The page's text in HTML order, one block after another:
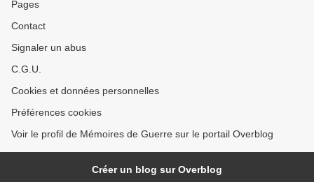
Pages
Contact
Signaler un abus
C.G.U.
Cookies et données personnelles
Préférences cookies
Voir le profil de Mémoires de Guerre sur le portail Overblog
Créer un blog sur Overblog